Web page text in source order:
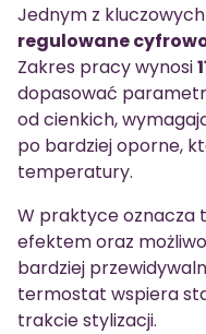
Jednym z
regulowane
Zakres pracy wynosi
dopasować
od cienkich,
po bardziej oporne,
temperatury.
W praktyce oznacza
efektem oraz
bardziej
termostat wspiera
trakcie stylizacji.